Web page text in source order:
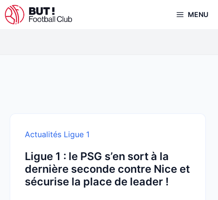
Aller
au
MENU
Actualités Ligue 1
Ligue 1 : le PSG s’en sort à la
dernière seconde contre Nice et
sécurise la place de leader !